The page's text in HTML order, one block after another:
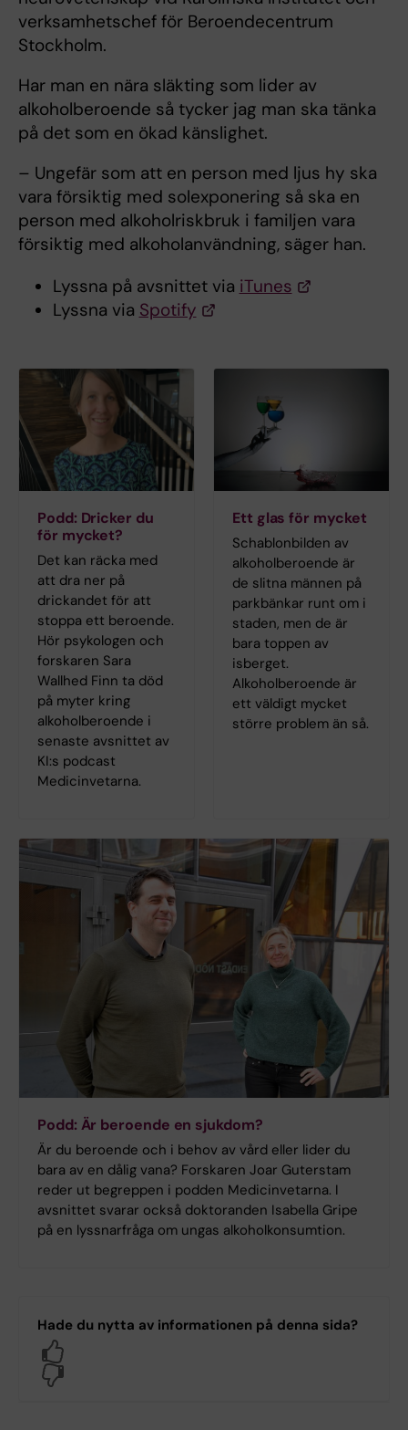
verksamhetschef för Beroendecentrum
Stockholm.
Har man en nära släkting som lider av
alkoholberoende så tycker jag man ska tänka
på det som en ökad känslighet.
– Ungefär som att en person med ljus hy ska
vara försiktig med solexponering så ska en
person med alkoholriskbruk i familjen vara
försiktig med alkoholanvändning, säger han.
Lyssna på avsnittet via iTunes
Lyssna via Spotify
Podd: Dricker du
för mycket?
Det kan räcka med
att dra ner på
drickandet för att
stoppa ett beroende.
Hör psykologen och
forskaren Sara
Wallhed Finn ta död
på myter kring
alkoholberoende i
senaste avsnittet av
KI:s podcast
Medicinvetarna.
Ett glas för mycket
Schablonbilden av
alkoholberoende är
de slitna männen på
parkbänkar runt om i
staden, men de är
bara toppen av
isberget.
Alkoholberoende är
ett väldigt mycket
större problem än så.
Podd: Är beroende en sjukdom?
Är du beroende och i behov av vård eller lider du
bara av en dålig vana? Forskaren Joar Guterstam
reder ut begreppen i podden Medicinvetarna. I
avsnittet svarar också doktoranden Isabella Gripe
på en lyssnarfråga om ungas alkoholkonsumtion.
Hade du nytta av informationen på denna sida?